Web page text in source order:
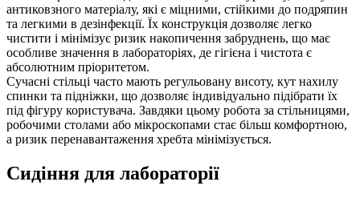
антиковзного матеріалу, які є міцними, стійкими до подряпин
та легкими в дезінфекції. Їх конструкція дозволяє легко
чистити і мінімізує ризик накопичення забруднень, що має
особливе значення в лабораторіях, де гігієна і чистота є
абсолютним пріоритетом.
Сучасні стільці часто мають регульовану висоту, кут нахилу
спинки та підніжки, що дозволяє індивідуально підібрати їх
під фігуру користувача. Завдяки цьому робота за стільницями,
робочими столами або мікроскопами стає більш комфортною,
а ризик перенавантаження хребта мінімізується.
Сидіння для лабораторії